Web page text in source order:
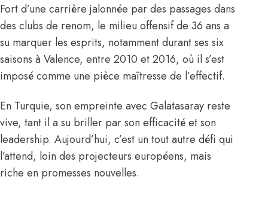
Fort d’une carrière jalonnée par des passages dans
des clubs de renom, le milieu offensif de 36 ans a
su marquer les esprits, notamment durant ses six
saisons à Valence, entre 2010 et 2016, où il s’est
imposé comme une pièce maîtresse de l’effectif.
En Turquie, son empreinte avec Galatasaray reste
vive, tant il a su briller par son efficacité et son
leadership. Aujourd’hui, c’est un tout autre défi qui
l’attend, loin des projecteurs européens, mais
riche en promesses nouvelles.